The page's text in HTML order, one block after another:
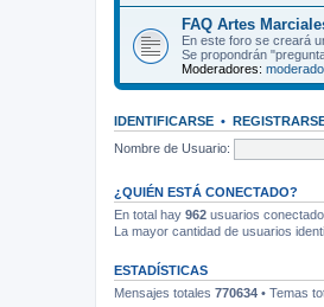
FAQ Artes
En este foro se creará
Se propondrán
Moderadores:
IDENTIFICARSE •
Nombre de Usuario:
¿QUIÉN ESTÁ CONECTADO?
En total hay 962 usuarios
La mayor cantidad de usuarios
ESTADÍSTICAS
Mensajes totales 770634 • Temas